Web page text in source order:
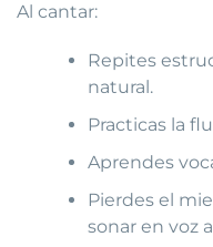
Al cantar:
Repites
natural.
Practicas la
Aprendes
Pierdes el
sonar en voz